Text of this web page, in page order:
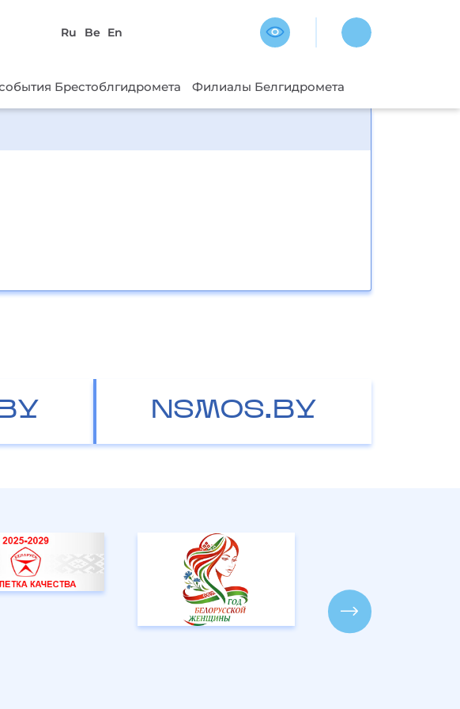
Ru Be En
Брестоблгидромета Филиалы Белгидромета
NSMOS.BY